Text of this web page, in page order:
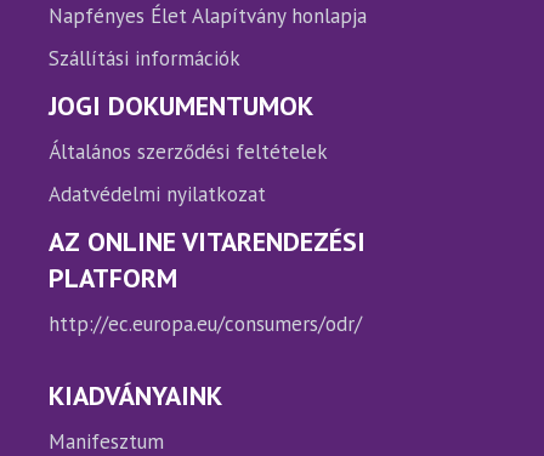
Napfényes Élet Alapítvány honlapja
Szállítási információk
JOGI DOKUMENTUMOK
Általános szerződési feltételek
Adatvédelmi nyilatkozat
AZ ONLINE VITARENDEZÉSI
PLATFORM
http://ec.europa.eu/consumers/odr/
KIADVÁNYAINK
Manifesztum